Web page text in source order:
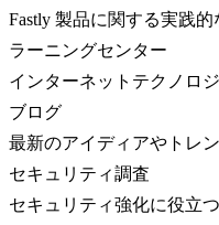
Fastly 製品に関する実践
ラーニングセンター
インターネットテクノロ
ブログ
最新のアイディアやトレ
セキュリティ調査
セキュリティ強化に役立